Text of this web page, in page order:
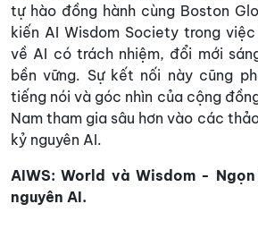
tự hào đồng hành cùng Boston
kiến AI Wisdom Society trong
về AI có trách nhiệm, đổi mới
bền vững. Sự kết nối này cũng
tiếng nói và góc nhìn của cộng
Nam tham gia sâu hơn vào các
kỷ nguyên AI.
AIWS: World và Wisdom -
nguyên AI.